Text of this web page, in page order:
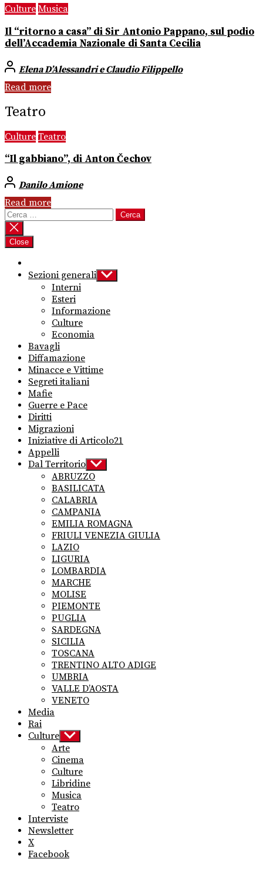
Culture Musica
Il “ritorno a casa” di Sir Antonio Pappano, sul podio
dell’Accademia Nazionale di Santa Cecilia
Elena D’Alessandri e Claudio Filippello
Read more
Teatro
Culture Teatro
“Il gabbiano”, di Anton Čechov
Danilo Amione
Read more
Ricerca
per:
Close
Sezioni generali Show
sub
Interni
Esteri
Informazione
Culture
Economia
Bavagli
Diffamazione
Minacce e Vittime
Segreti italiani
Mafie
Guerre e Pace
Diritti
Migrazioni
Iniziative di Articolo21
Appelli
Dal Territorio Show
sub
menu
ABRUZZO
BASILICATA
CALABRIA
CAMPANIA
EMILIA ROMAGNA
FRIULI VENEZIA GIULIA
LAZIO
LIGURIA
LOMBARDIA
MARCHE
MOLISE
PIEMONTE
PUGLIA
SARDEGNA
SICILIA
TOSCANA
TRENTINO ALTO ADIGE
UMBRIA
VALLE D’AOSTA
VENETO
Media
Rai
Culture Show
sub
menu
Arte
Cinema
Culture
Libridine
Musica
Teatro
Interviste
Newsletter
X
Facebook